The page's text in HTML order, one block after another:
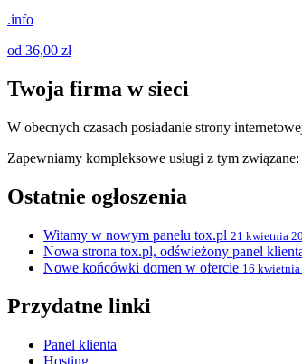
.info
od 36,00 zł
Twoja firma w sieci
W obecnych czasach posiadanie strony
Zapewniamy kompleksowe usługi z tym
Ostatnie ogłoszenia
Witamy w nowym panelu tox.pl 21 kwietnia
Nowa strona tox.pl, odświeżony panel
Nowe końcówki domen w ofercie 16 kwietnia
Przydatne linki
Panel klienta
Hosting